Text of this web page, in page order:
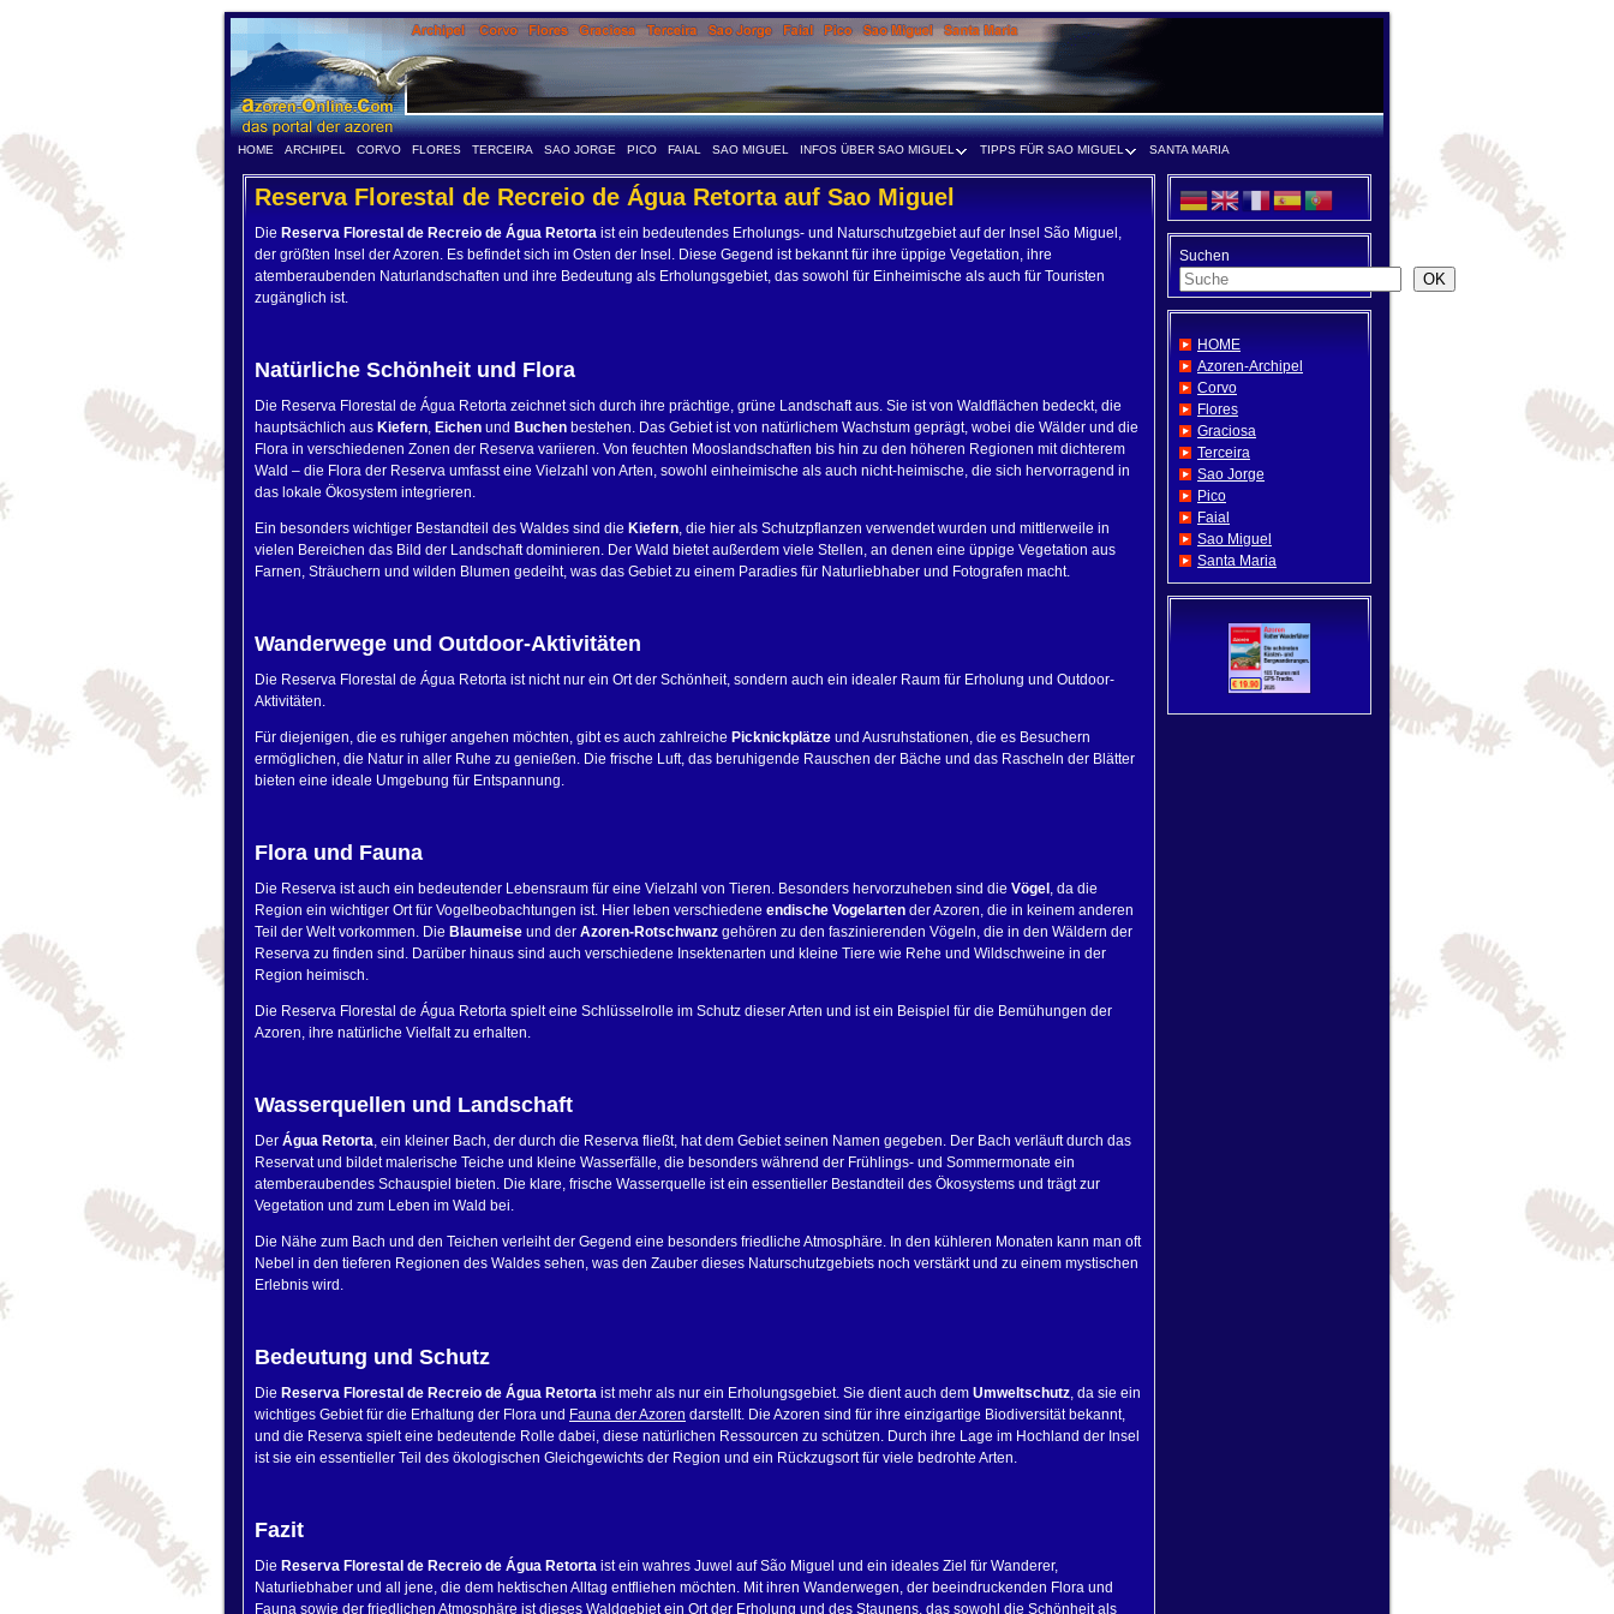
HOME ARCHIPEL CORVO FLORES TERCEIRA SAO JORGE PICO FAIAL SAO MIGUEL INFOS ÜBER SAO MIGUEL TIPPS FÜR SAO MIGUEL SANTA MARIA
Reserva Florestal de Recreio de Água Retorta auf Sao Miguel
Die Reserva Florestal de Recreio de Água Retorta ist ein bedeutendes Erholungs- und Naturschutzgebiet auf der Insel São Miguel,
der größten Insel der Azoren. Es befindet sich im Osten der Insel. Diese Gegend ist bekannt für ihre üppige Vegetation, ihre
atemberaubenden Naturlandschaften und ihre Bedeutung als Erholungsgebiet, das sowohl für Einheimische als auch für Touristen
zugänglich ist.
Natürliche Schönheit und Flora
Die Reserva Florestal de Água Retorta zeichnet sich durch ihre prächtige, grüne Landschaft aus. Sie ist von Waldflächen bedeckt, die
hauptsächlich aus Kiefern, Eichen und Buchen bestehen. Das Gebiet ist von natürlichem Wachstum geprägt, wobei die Wälder und die
Flora in verschiedenen Zonen der Reserva variieren. Von feuchten Mooslandschaften bis hin zu den höheren Regionen mit dichterem
Wald – die Flora der Reserva umfasst eine Vielzahl von Arten, sowohl einheimische als auch nicht-heimische, die sich hervorragend in
das lokale Ökosystem integrieren.
Ein besonders wichtiger Bestandteil des Waldes sind die Kiefern, die hier als Schutzpflanzen verwendet wurden und mittlerweile in
vielen Bereichen das Bild der Landschaft dominieren. Der Wald bietet außerdem viele Stellen, an denen eine üppige Vegetation aus
Farnen, Sträuchern und wilden Blumen gedeiht, was das Gebiet zu einem Paradies für Naturliebhaber und Fotografen macht.
Wanderwege und Outdoor-Aktivitäten
Die Reserva Florestal de Água Retorta ist nicht nur ein Ort der Schönheit, sondern auch ein idealer Raum für Erholung und Outdoor-
Aktivitäten.
Für diejenigen, die es ruhiger angehen möchten, gibt es auch zahlreiche Picknickplätze und Ausruhstationen, die es Besuchern
ermöglichen, die Natur in aller Ruhe zu genießen. Die frische Luft, das beruhigende Rauschen der Bäche und das Rascheln der Blätter
bieten eine ideale Umgebung für Entspannung.
Flora und Fauna
Die Reserva ist auch ein bedeutender Lebensraum für eine Vielzahl von Tieren. Besonders hervorzuheben sind die Vögel , da die
Region ein wichtiger Ort für Vogelbeobachtungen ist. Hier leben verschiedene endische Vogelarten der Azoren, die in keinem anderen
Teil der Welt vorkommen. Die Blaumeise und der Azoren-Rotschwanz gehören zu den faszinierenden Vögeln, die in den Wäldern der
Reserva zu finden sind. Darüber hinaus sind auch verschiedene Insektenarten und kleine Tiere wie Rehe und Wildschweine in der
Region heimisch.
Die Reserva Florestal de Água Retorta spielt eine Schlüsselrolle im Schutz dieser Arten und ist ein Beispiel für die Bemühungen der
Azoren, ihre natürliche Vielfalt zu erhalten.
Wasserquellen und Landschaft
Der Água Retorta, ein kleiner Bach, der durch die Reserva fließt, hat dem Gebiet seinen Namen gegeben. Der Bach verläuft durch das
Reservat und bildet malerische Teiche und kleine Wasserfälle, die besonders während der Frühlings- und Sommermonate ein
atemberaubendes Schauspiel bieten. Die klare, frische Wasserquelle ist ein essentieller Bestandteil des Ökosystems und trägt zur
Vegetation und zum Leben im Wald bei.
Die Nähe zum Bach und den Teichen verleiht der Gegend eine besonders friedliche Atmosphäre. In den kühleren Monaten kann man oft
Nebel in den tieferen Regionen des Waldes sehen, was den Zauber dieses Naturschutzgebiets noch verstärkt und zu einem mystischen
Erlebnis wird.
Bedeutung und Schutz
Die Reserva Florestal de Recreio de Água Retorta ist mehr als nur ein Erholungsgebiet. Sie dient auch dem Umweltschutz, da sie ein
wichtiges Gebiet für die Erhaltung der Flora und Fauna der Azoren darstellt. Die Azoren sind für ihre einzigartige Biodiversität bekannt,
und die Reserva spielt eine bedeutende Rolle dabei, diese natürlichen Ressourcen zu schützen. Durch ihre Lage im Hochland der Insel
ist sie ein essentieller Teil des ökologischen Gleichgewichts der Region und ein Rückzugsort für viele bedrohte Arten.
Fazit
Die Reserva Florestal de Recreio de Água Retorta ist ein wahres Juwel auf São Miguel und ein ideales Ziel für Wanderer,
Naturliebhaber und all jene, die dem hektischen Alltag entfliehen möchten. Mit ihren Wanderwegen, der beeindruckenden Flora und
Fauna sowie der friedlichen Atmosphäre ist dieses Waldgebiet ein Ort der Erholung und des Staunens, das sowohl die Schönheit als
Suchen
OK
HOME
Azoren-Archipel
Corvo
Flores
Graciosa
Terceira
Sao Jorge
Pico
Faial
Sao Miguel
Santa Maria